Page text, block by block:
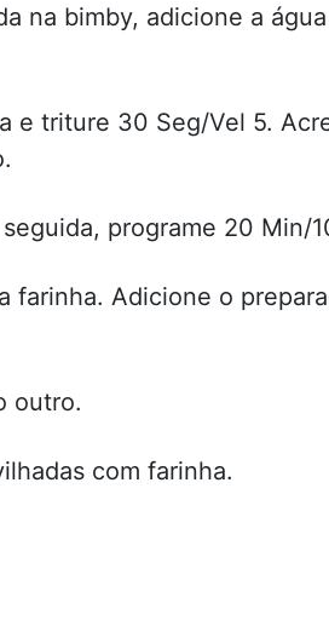
na bimby, adicione a
e triture 30 Seg/Vel 5.
programe 20 Min/
farinha. Adicione o
outro.
com farinha.